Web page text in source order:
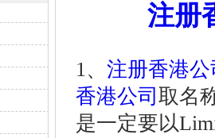
注册
1、 注册香港公
香港公司 取名
是一定要以